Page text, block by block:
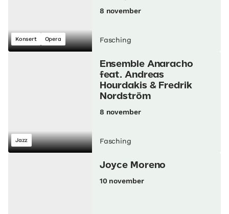
Konsert Opera
8 november
Fasching
Jazz
Ensemble Anaracho
feat. Andreas
Hourdakis & Fredrik
Nordström
8 november
Fasching
Joyce Moreno
10 november